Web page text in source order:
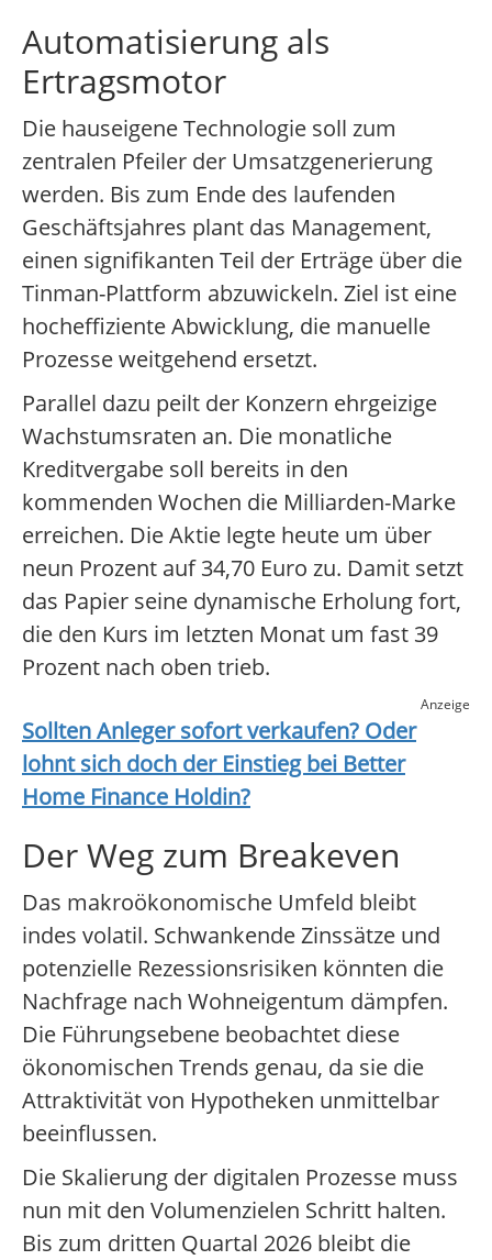
Automatisierung als
Ertragsmotor
Die hauseigene Technologie soll zum
zentralen Pfeiler der Umsatzgenerierung
werden. Bis zum Ende des laufenden
Geschäftsjahres plant das Management,
einen signifikanten Teil der Erträge über die
Tinman-Plattform abzuwickeln. Ziel ist eine
hocheffiziente Abwicklung, die manuelle
Prozesse weitgehend ersetzt.
Parallel dazu peilt der Konzern ehrgeizige
Wachstumsraten an. Die monatliche
Kreditvergabe soll bereits in den
kommenden Wochen die Milliarden-Marke
erreichen. Die Aktie legte heute um über
neun Prozent auf 34,70 Euro zu. Damit setzt
das Papier seine dynamische Erholung fort,
die den Kurs im letzten Monat um fast 39
Prozent nach oben trieb.
Anzeige
Sollten Anleger sofort verkaufen? Oder
lohnt sich doch der Einstieg bei Better
Home Finance Holdin?
Der Weg zum Breakeven
Das makroökonomische Umfeld bleibt
indes volatil. Schwankende Zinssätze und
potenzielle Rezessionsrisiken könnten die
Nachfrage nach Wohneigentum dämpfen.
Die Führungsebene beobachtet diese
ökonomischen Trends genau, da sie die
Attraktivität von Hypotheken unmittelbar
beeinflussen.
Die Skalierung der digitalen Prozesse muss
nun mit den Volumenzielen Schritt halten.
Bis zum dritten Quartal 2026 bleibt die